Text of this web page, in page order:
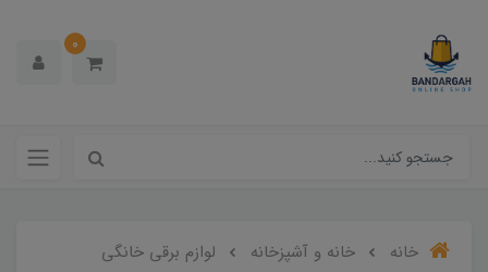
0
خانه خانه و آشپزخانه
لوازم برقی خانگی